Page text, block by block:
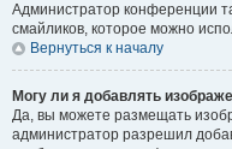
Администратор конференции
смайликов, которое можно
Вернуться к началу
Могу ли я добавлять
Да, вы можете размещать
администратор разрешил